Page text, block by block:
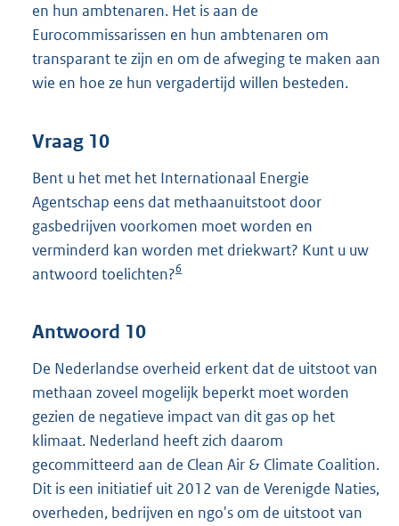
en hun ambtenaren. Het is aan de
Eurocommissarissen en hun ambtenaren om
transparant te zijn en om de afweging te maken aan
wie en hoe ze hun vergadertijd willen besteden.
Vraag 10
Bent u het met het Internationaal Energie
Agentschap eens dat methaanuitstoot door
gasbedrijven voorkomen moet worden en
verminderd kan worden met driekwart? Kunt u uw
antwoord toelichten?6
Antwoord 10
De Nederlandse overheid erkent dat de uitstoot van
methaan zoveel mogelijk beperkt moet worden
gezien de negatieve impact van dit gas op het
klimaat. Nederland heeft zich daarom
gecommitteerd aan de Clean Air & Climate Coalition.
Dit is een initiatief uit 2012 van de Verenigde Naties,
overheden, bedrijven en ngo's om de uitstoot van